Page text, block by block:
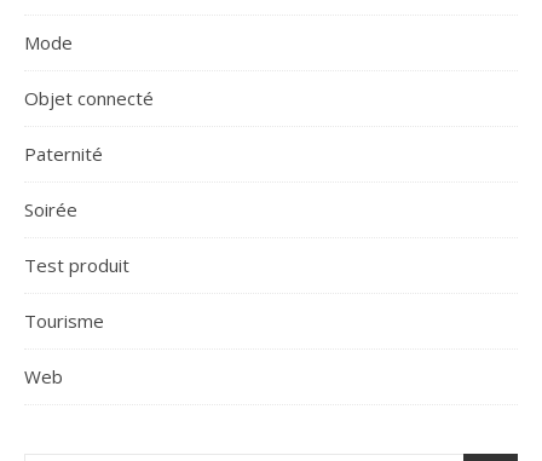
Mode
Objet connecté
Paternité
Soirée
Test produit
Tourisme
Web